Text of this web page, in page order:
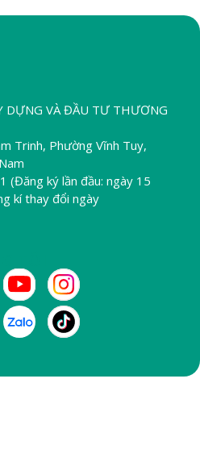
DỰNG VÀ ĐẦU TƯ THƯƠNG
Trinh, Phường Vĩnh Tuy,
(Đăng ký lần đầu: ngày 15
kí thay đổi ngày